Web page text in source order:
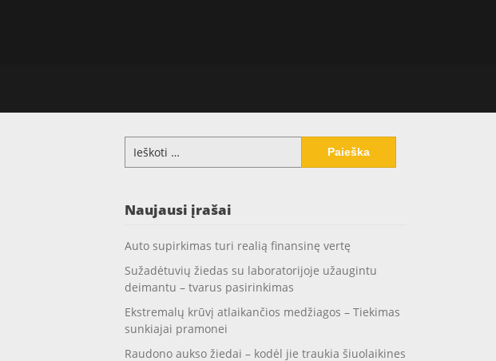
Ieškoti:
Naujausi įrašai
Auto supirkimas turi realią finansinę vertę
Sužadėtuvių žiedas su laboratorijoje užaugintu
deimantu – tvarus pasirinkimas
Ekstremalų krūvį atlaikančios medžiagos – Tiekimas
sunkiajai pramonei
Raudono aukso žiedai – kodėl jie traukia šiuolaikines